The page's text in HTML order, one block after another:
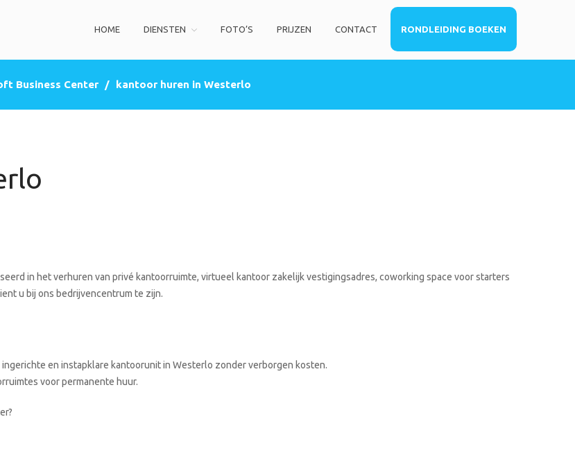
PRIJZEN
HOME DIENSTEN FOTO’S PRIJZEN CONTACT RONDLEIDING BOEKEN
Business Center / kantoor huren in Westerlo
in het verhuren van privé kantoorruimte, virtueel kantoor zakelijk vestigingsadres, coworking space voor starters
u bij ons bedrijvencentrum te zijn.
en instapklare kantoorunit in Westerlo zonder verborgen kosten.
voor permanente huur.